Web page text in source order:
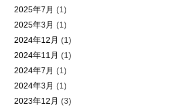
2025年7月 (1)
2025年3月 (1)
2024年12月 (1)
2024年11月 (1)
2024年7月 (1)
2024年3月 (1)
2023年12月 (3)